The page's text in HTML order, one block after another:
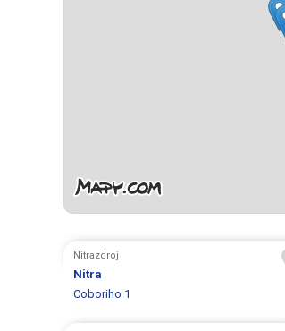
Nitrazdroj
Nitra
Coboriho 1